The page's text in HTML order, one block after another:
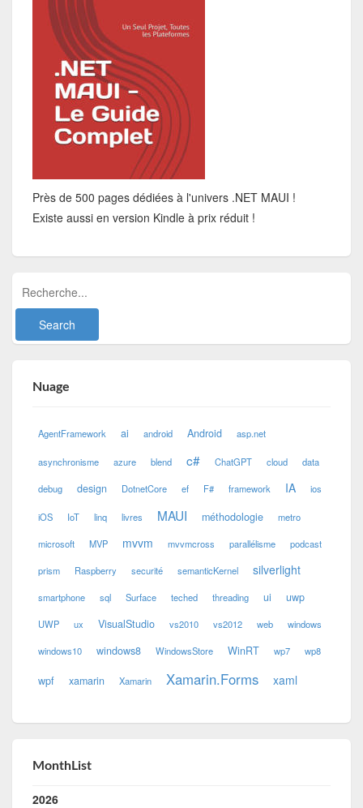
Près de 500 pages dédiées à l'univers .NET MAUI !
Existe aussi en version Kindle à prix réduit !
Nuage
AgentFramework ai android Android asp.net
asynchronisme azure blend c# ChatGPT cloud data
debug design DotnetCore ef F# framework IA ios
iOS IoT linq livres MAUI méthodologie metro
microsoft MVP mvvm mvvmcross parallélisme podcast
prism Raspberry securité semanticKernel silverlight
smartphone sql Surface teched threading ui uwp
UWP ux VisualStudio vs2010 vs2012 web windows
windows10 windows8 WindowsStore WinRT wp7 wp8
wpf xamarin Xamarin Xamarin.Forms xaml
MonthList
2026